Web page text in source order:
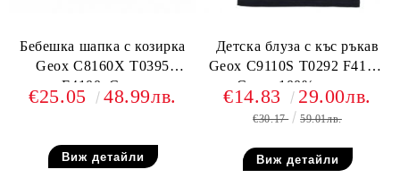
Бебешка шапка с козирка
Geox C8160X T0395
F4100, Синя
€25.05 48.99лв.
Виж детайли
Детска блуза с къс ръкав
Geox C9110S T0292 F4100,
Синя, 100% памук
€14.83 29.00лв.
€30.17 59.01лв.
Виж детайли